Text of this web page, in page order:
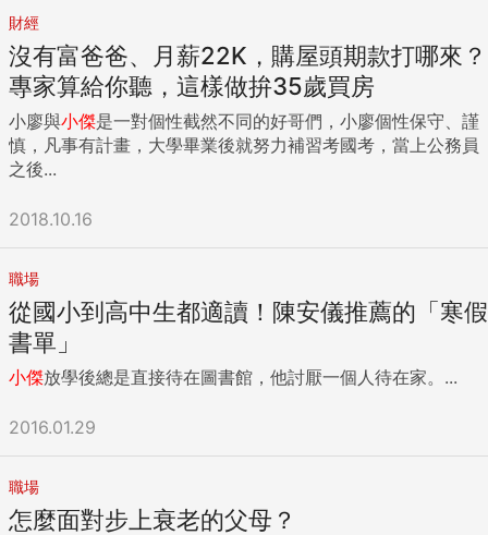
財經
沒有富爸爸、月薪22K，購屋頭期款打哪來？
專家算給你聽，這樣做拚35歲買房
小廖與小傑是一對個性截然不同的好哥們，小廖個性保守、謹
慎，凡事有計畫，大學畢業後就努力補習考國考，當上公務員
之後...
2018.10.16
職場
從國小到高中生都適讀！陳安儀推薦的「寒假
書單」
小傑放學後總是直接待在圖書館，他討厭一個人待在家。...
2016.01.29
職場
怎麼面對步上衰老的父母？